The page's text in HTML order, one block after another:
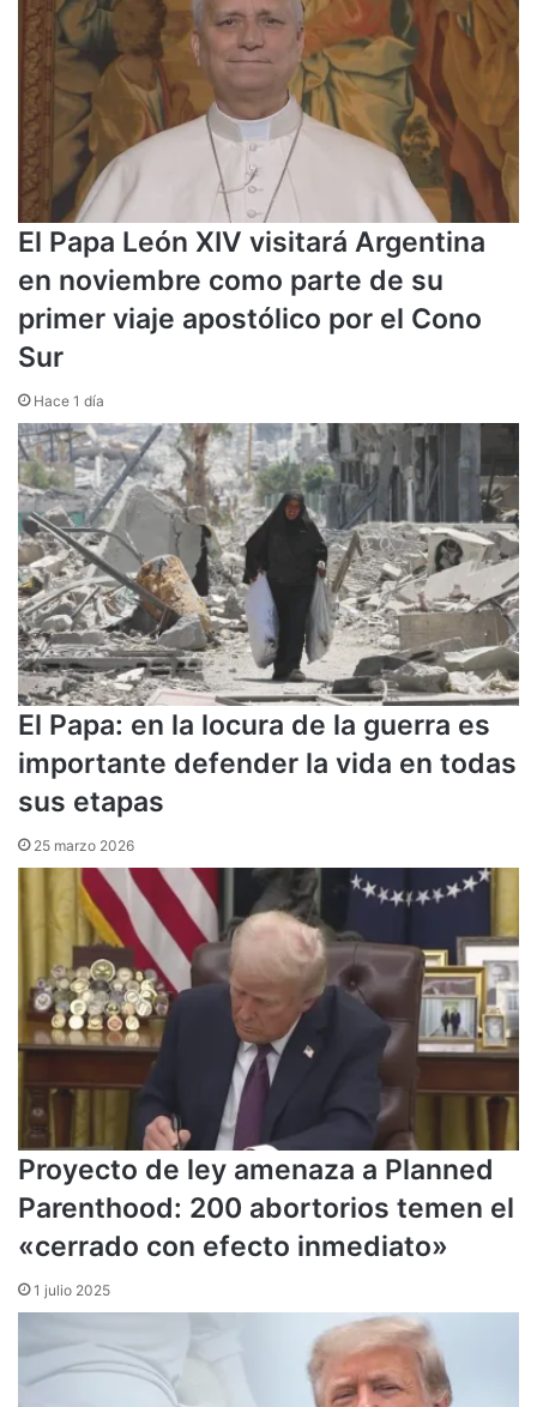
El Papa León XIV visitará Argentina
en noviembre como parte de su
primer viaje apostólico por el Cono
Sur
Hace 1 día
El Papa: en la locura de la guerra es
importante defender la vida en todas
sus etapas
25 marzo 2026
Proyecto de ley amenaza a Planned
Parenthood: 200 abortorios temen el
«cerrado con efecto inmediato»
1 julio 2025